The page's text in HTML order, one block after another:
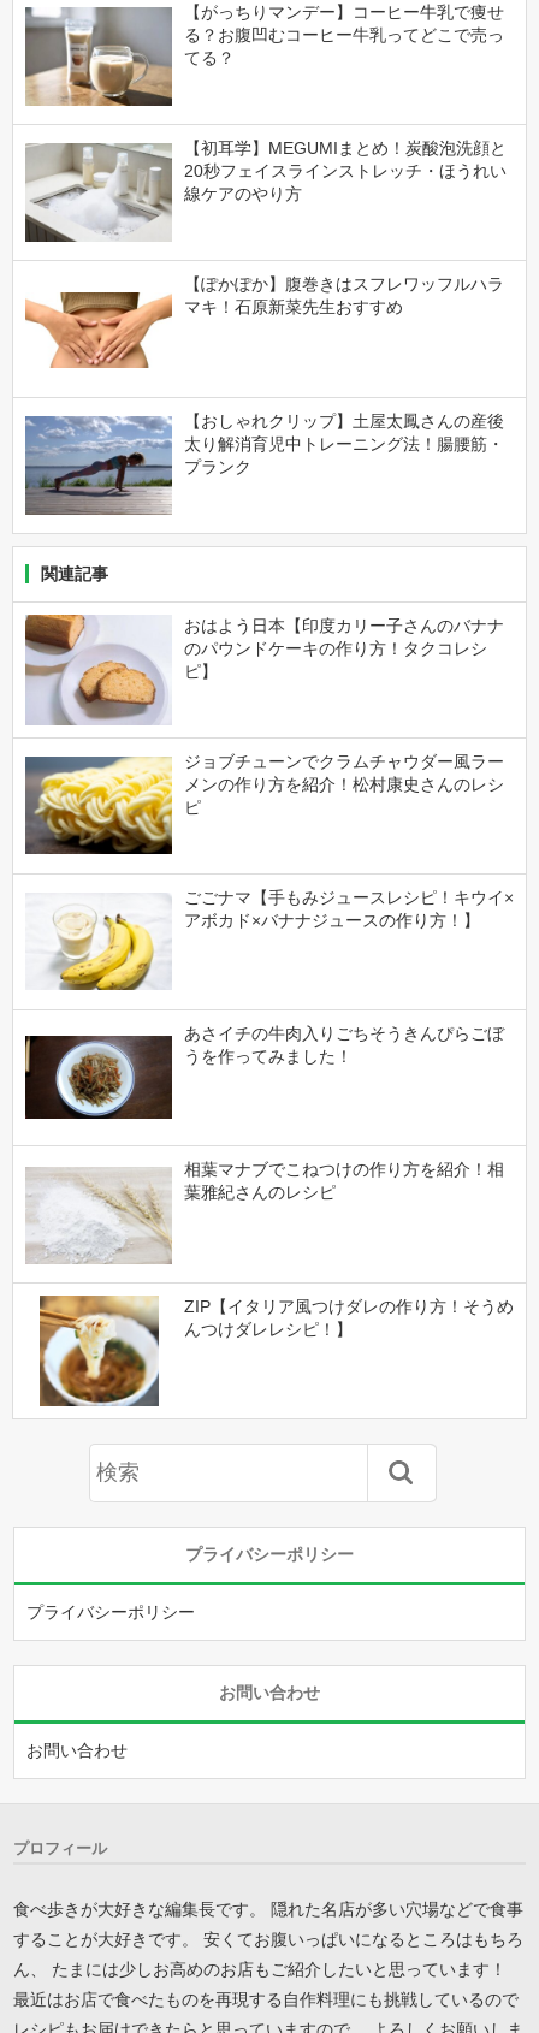
【がっちりマンデー】コーヒー牛乳で痩せ
る？お腹凹むコーヒー牛乳ってどこで売っ
てる？
【初耳学】MEGUMIまとめ！炭酸泡洗顔と
20秒フェイスラインストレッチ・ほうれい
線ケアのやり方
【ぽかぽか】腹巻きはスフレワッフルハラ
マキ！石原新菜先生おすすめ
【おしゃれクリップ】土屋太鳳さんの産後
太り解消育児中トレーニング法！腸腰筋・
プランク
関連記事
おはよう日本【印度カリー子さんのバナナ
のパウンドケーキの作り方！タクコレシ
ピ】
ジョブチューンでクラムチャウダー風ラー
メンの作り方を紹介！松村康史さんのレシ
ピ
ごごナマ【手もみジュースレシピ！キウイ×
アボカド×バナナジュースの作り方！】
あさイチの牛肉入りごちそうきんぴらごぼ
うを作ってみました！
相葉マナブでこねつけの作り方を紹介！相
葉雅紀さんのレシピ
ZIP【イタリア風つけダレの作り方！そうめ
んつけダレレシピ！】
プライバシーポリシー
プライバシーポリシー
お問い合わせ
お問い合わせ
プロフィール
食べ歩きが大好きな編集長です。 隠れた名店が多い穴場などで食事
することが大好きです。 安くてお腹いっぱいになるところはもちろ
ん、 たまには少しお高めのお店もご紹介したいと思っています！
最近はお店で食べたものを再現する自作料理にも挑戦しているので